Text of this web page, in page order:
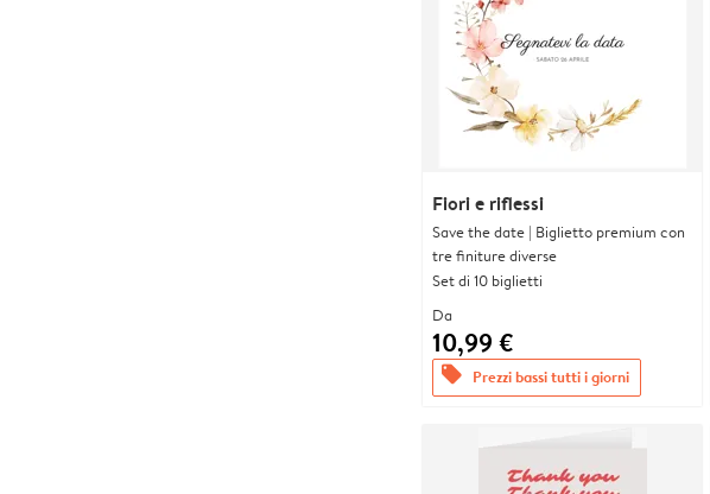
Fiori e riflessi
Save the date | Biglietto premium con
tre finiture diverse
Set di 10 biglietti
Da
10,99 €
offers Prezzi bassi tutti i giorni